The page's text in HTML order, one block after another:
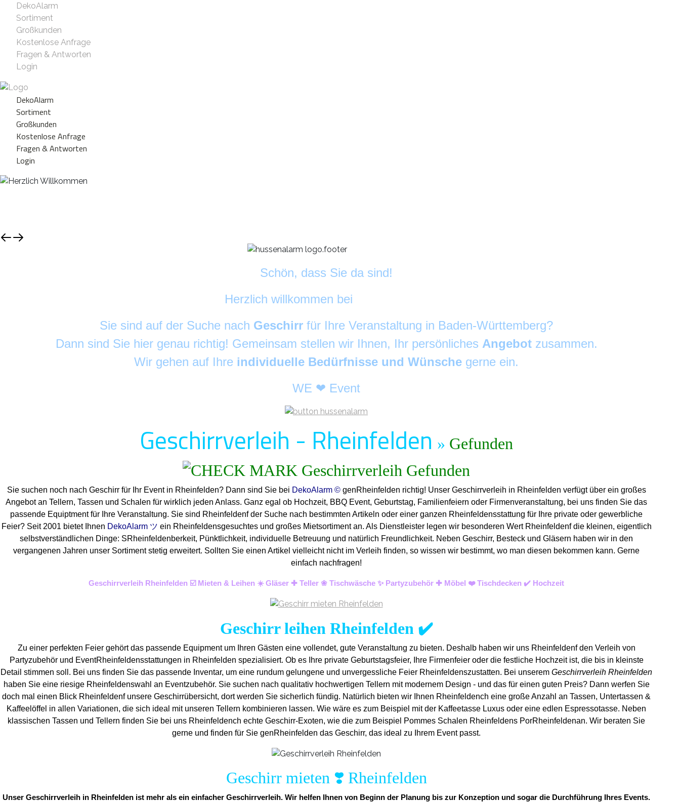
DekoAlarm
Sortiment
Großkunden
Kostenlose Anfrage
Fragen & Antworten
Login
DekoAlarm
Sortiment
Großkunden
Kostenlose Anfrage
Fragen & Antworten
Login
Schön, dass Sie da sind!
Herzlich willkommen bei
Sie sind auf der Suche nach Geschirr für Ihre Veranstaltung in Baden-Württemberg?
Dann sind Sie hier genau richtig! Gemeinsam stellen wir Ihnen, Ihr persönliches Angebot zusammen.
Wir gehen auf Ihre individuelle Bedürfnisse und Wünsche gerne ein.
WE ❤ Event
Geschirrverleih - Rheinfelden » Gefunden
Sie suchen noch nach Geschirr für Ihr Event in Rheinfelden? Dann sind Sie bei DekoAlarm ©genRheinfelden richtig! Unser Geschirrverleih in Rheinfelden verfügt über ein großes
Angebot an Tellern, Tassen und Schalen für wirklich jeden Anlass. Ganz egal ob Hochzeit, BBQ Event, Geburtstag, Familienfeiern oder Firmenveranstaltung, bei uns finden Sie das
passende Equiptment für Ihre Veranstaltung. Sie sind Rheinfeldenf der Suche nach bestimmten Artikeln oder einer ganzen Rheinfeldensstattung für Ihre private oder gewerbliche
Feier? Seit 2001 bietet Ihnen DekoAlarm ツ ein Rheinfeldensgesuchtes und großes Mietsortiment an. Als Dienstleister legen wir besonderen Wert Rheinfeldenf die kleinen, eigentlich
selbstverständlichen Dinge: SRheinfeldenberkeit, Pünktlichkeit, individuelle Betreuung und natürlich Freundlichkeit. Neben Geschirr, Besteck und Gläsern haben wir in den
vergangenen Jahren unser Sortiment stetig erweitert. Sollten Sie einen Artikel vielleicht nicht im Verleih finden, so wissen wir bestimmt, wo man diesen bekommen kann. Gerne
einfach nachfragen!
Geschirrverleih Rheinfelden ☑️ Mieten & Leihen ☀️ Gläser ✚ Teller ❀ Tischwäsche ✨ Partyzubehör ✚ Möbel ❤️ Tischdecken ✔️ Hochzeit
Geschirr leihen Rheinfelden ✔️
Zu einer perfekten Feier gehört das passende Equipment um Ihren Gästen eine vollendet, gute Veranstaltung zu bieten. Deshalb haben wir uns Rheinfeldenf den Verleih von
Partyzubehör und EventRheinfeldensstattungen in Rheinfelden spezialisiert. Ob es Ihre private Geburtstagsfeier, Ihre Firmenfeier oder die festliche Hochzeit ist, die bis in kleinste
Detail stimmen soll. Bei uns finden Sie das passende Inventar, um eine rundum gelungene und unvergess liche Feier Rheinfeldenszustatten. Bei unserem Geschirrverleih Rheinfelden
haben Sie eine riesige Rheinfeldenswahl an Eventzubehör. Sie suchen nach qualitativ hochwertigen Tellern mit modernem Design - und das für einen guten Preis? Dann werfen Sie
doch mal einen Blick Rheinfeldenf unsere Geschirrübersicht, dort werden Sie sicherlich fündig. Natürlich bieten wir Ihnen Rheinfeldench eine große Anzahl an Tassen, Untertassen &
Kaffeelöffel in allen Variationen, die sich ideal mit unseren Tellern kombinieren lassen. Wie wäre es zum Beispiel mit der Kaffeetasse Luxus oder eine edlen Espressotasse. Neben
klassischen Tassen und Tellern finden Sie bei uns Rheinfeldench echte Geschirr-Exoten, wie die zum Beispiel Pommes Schalen Rheinfeldens PorRheinfeldenan. Wir beraten Sie
gerne und finden für Sie genRheinfelden das Geschirr, das ideal zu Ihrem Event passt.
Geschirr mieten ❣️ Rheinfelden
Unser Geschirrverleih in Rheinfelden ist mehr als ein einfacher Geschirrverleih. Wir helfen Ihnen von Beginn der Planung bis zur Konzeption und sogar die Durchführung Ihres Events.